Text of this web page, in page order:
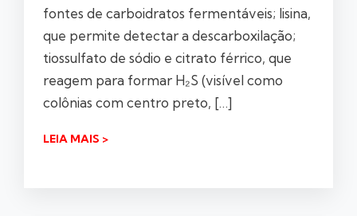
fontes de carboidratos fermentáveis; lisina,
que permite detectar a descarboxilação;
tiossulfato de sódio e citrato férrico, que
reagem para formar H₂S (visível como
colônias com centro preto, […]
LEIA MAIS >